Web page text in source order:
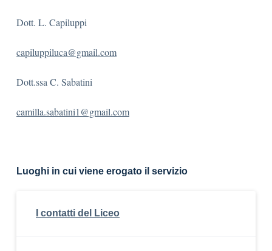
Dott. L. Capiluppi
capiluppiluca@gmail.com
Dott.ssa C. Sabatini
camilla.sabatini1@gmail.com
Luoghi in cui viene erogato il servizio
I contatti del Liceo